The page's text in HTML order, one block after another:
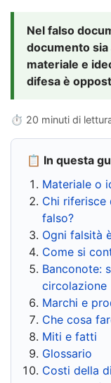
Nel falso
documento
materiale e
difesa è
⏱ 20 minuti di
📋 In questa
Materiale o
Chi riferisce
falso?
Ogni falsità
Come si
Banconote:
circolazione
Marchi e
Che cosa
Miti e fatti
Glossario
Costi della